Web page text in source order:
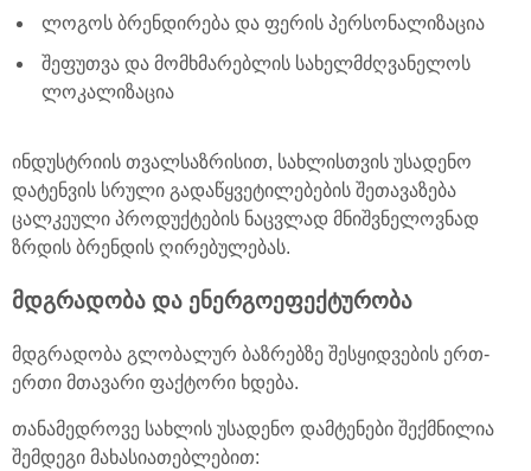
ლოგოს ბრენდირება და ფერის პერსონალიზაცია
შეფუთვა და მომხმარებლის სახელმძღვანელოს
ლოკალიზაცია
ინდუსტრიის თვალსაზრისით, სახლისთვის უსადენო
დატენვის სრული გადაწყვეტილებების შეთავაზება
ცალკეული პროდუქტების ნაცვლად მნიშვნელოვნად
ზრდის ბრენდის ღირებულებას.
მდგრადობა და ენერგოეფექტურობა
მდგრადობა გლობალურ ბაზრებზე შესყიდვების ერთ-
ერთი მთავარი ფაქტორი ხდება.
თანამედროვე სახლის უსადენო დამტენები შექმნილია
შემდეგი მახასიათებლებით: